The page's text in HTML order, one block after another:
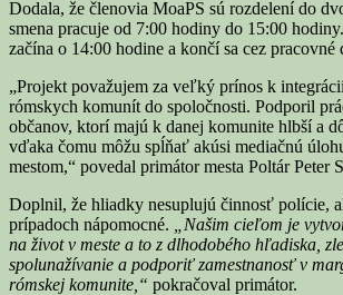
Dodala, že členovia MoaPS sú rozdelení do
smena pracuje od 7:00 hodiny do 15:00
začína o 14:00 hodine a končí sa cez
„Projekt považujem za veľký prínos k
rómskych komunít do spoločnosti. Podporil
občanov, ktorí majú k danej komunite hlbší a
vďaka čomu môžu spĺňať akúsi mediačnú
mestom,“ povedal primátor mesta Poltár Peter
Doplnil, že hliadky nesuplujú činnosť polície,
prípadoch nápomocné.
„Našim cieľom je
na život v meste a to z dlhodobého hľadiska,
spolunažívanie a podporiť zamestnanosť v
rómskej komunite,“ pokračoval primátor.